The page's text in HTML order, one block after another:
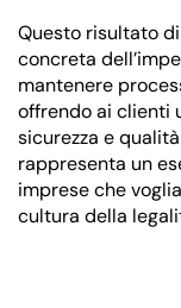
Questo risultato
concreta
mantenere
offrendo ai clienti
sicurezza e
rappresenta un
imprese che
cultura della